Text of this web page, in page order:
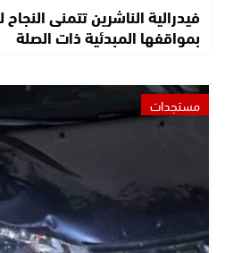
فيدرالية الناشرين تتمنى
بمواقفها المبدئية ذات الصلة
مستجدات